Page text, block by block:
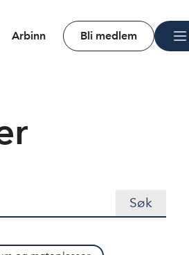
Arbinn Bli medlem